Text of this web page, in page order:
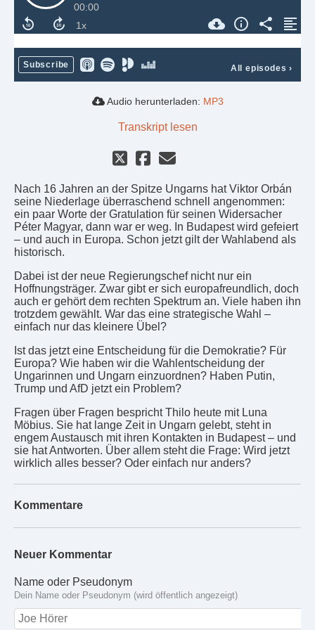
00:00
Subscribe All episodes ›
Audio herunterladen: MP3
Transkript lesen
Nach 16 Jahren an der Spitze Ungarns hat Viktor Orbán
seine Niederlage überraschend schnell angenommen:
ein paar Worte der Gratulation für seinen Widersacher
Péter Magyar, dann war er weg. In Budapest wird gefeiert
– und auch in Europa. Schon jetzt gilt der Wahlabend als
historisch.
Dabei ist der neue Regierungschef nicht nur ein
Hoffnungsträger. Zwar gibt er sich europafreundlich, doch
auch er gehört dem rechten Spektrum an. Viele haben ihn
trotzdem gewählt. War das eine strategische Wahl –
einfach nur das kleinere Übel?
Ist das jetzt eine Entscheidung für die Demokratie? Für
Europa? Wie haben wir die Wahlentscheidung der
Ungarinnen und Ungarn einzuordnen? Haben Putin,
Trump und AfD jetzt ein Problem?
Fragen über Fragen bespricht Thilo heute mit Luna
Möbius. Sie hat lange Zeit in Ungarn gelebt, steht in
engem Austausch mit ihren Kontakten in Budapest – und
sie hat Antworten. Über allem steht die Frage: Wird jetzt
wirklich alles besser? Oder einfach nur anders?
Kommentare
Neuer Kommentar
Name oder Pseudonym
Dein Name oder Pseudonym (wird öffentlich angezeigt)